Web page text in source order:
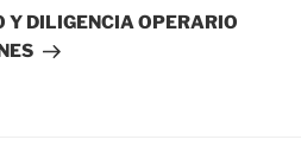
Y DILIGENCIA OPERARIO